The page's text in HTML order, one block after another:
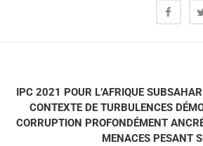
IPC 2021 POUR L’AFRIQUE
CONTEXTE DE TURBULENCES
CORRUPTION PROFONDÉMENT
MENACES PESANT